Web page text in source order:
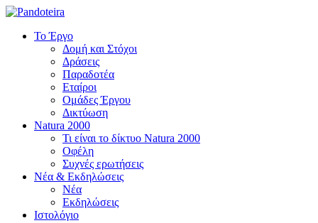
Το Έργο
Δομή και Στόχοι
Δράσεις
Παραδοτέα
Εταίροι
Ομάδες Έργου
Δικτύωση
Natura 2000
Τι είναι το δίκτυο Natura 2000
Οφέλη
Συχνές ερωτήσεις
Νέα & Εκδηλώσεις
Νέα
Εκδηλώσεις
Ιστολόγιο